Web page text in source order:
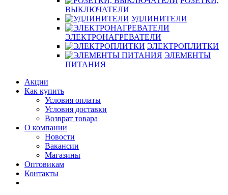
ВЫКЛЮЧАТЕЛИ
УДЛИНИТЕЛИ
ЭЛЕКТРОНАГРЕВАТЕЛИ
ЭЛЕКТРОПЛИТКИ
ЭЛЕМЕНТЫ
ПИТАНИЯ
Акции
Как купить
Условия оплаты
Условия доставки
Возврат товара
О компании
Новости
Вакансии
Магазины
Оптовикам
Контакты